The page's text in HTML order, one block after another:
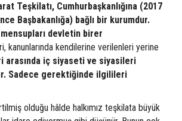
Teşkilatı, Cumhurbaşkanlığına (2017
Başbakanlığa) bağlı bir kurumdur.
mensupları devletin birer
kanunlarında kendilerine verilenleri yerine
arasında iç siyaseti ve siyasileri
Sadece gerektiğinde ilgilileri
olduğu hâlde halkımız teşkilata büyük